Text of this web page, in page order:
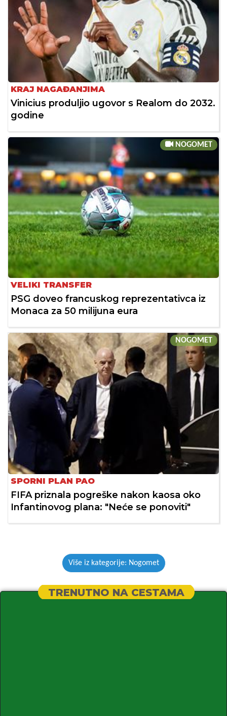
KRAJ NAGAĐANJIMA
Vinicius produljio ugovor s Realom do 2032.
godine
NOGOMET
VELIKI TRANSFER
PSG doveo francuskog reprezentativca iz
Monaca za 50 milijuna eura
NOGOMET
SPORNI PLAN PAO
FIFA priznala pogreške nakon kaosa oko
Infantinovog plana: "Neće se ponoviti"
Više iz kategorije: Nogomet
TRENUTNO NA CESTAMA